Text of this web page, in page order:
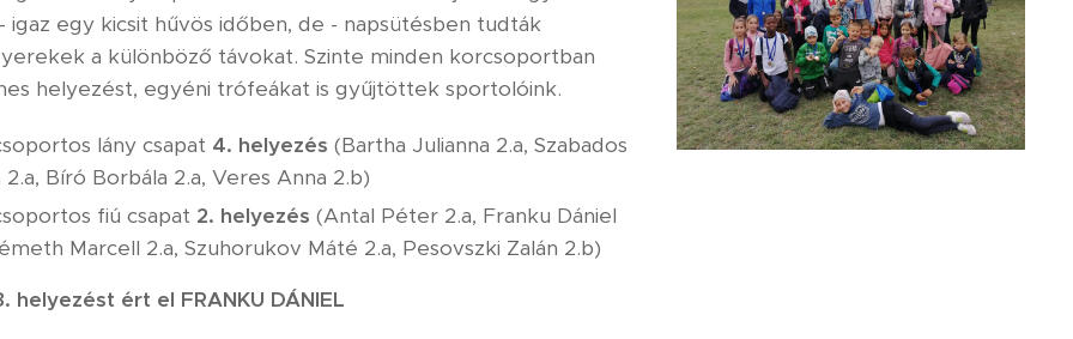
igaz egy kicsit hűvös időben, de - napsütésben tudták
a különböző távokat. Szinte minden korcsoportban
helyezést, egyéni trófeákat is gyűjtöttek sportolóink.
lány csapat 4. helyezés (Bartha Julianna 2.a, Szabados
2.a, Bíró Borbála 2.a, Veres Anna 2.b)
fiú csapat 2. helyezés (Antal Péter 2.a, Franku Dániel
Marcell 2.a, Szuhorukov Máté 2.a, Pesovszki Zalán 2.b)
helyezést ért el FRANKU DÁNIEL